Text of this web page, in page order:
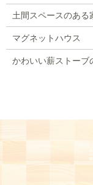
土間スペースのある
マグネットハウス
かわいい薪ストーブ